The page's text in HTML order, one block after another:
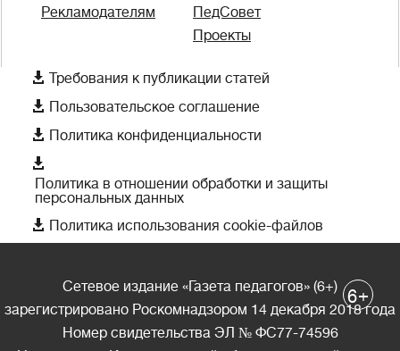
Рекламодателям
ПедСовет
Проекты
 Требования к публикации статей
 Пользовательское соглашение
 Политика конфиденциальности

Политика в отношении обработки и защиты
персональных данных
 Политика использования cookie-файлов
Сетевое издание «Газета педагогов» (6+)
зарегистрировано Роскомнадзором 14 декабря 2018 года
Номер свидетельства ЭЛ № ФС77-74596
6+